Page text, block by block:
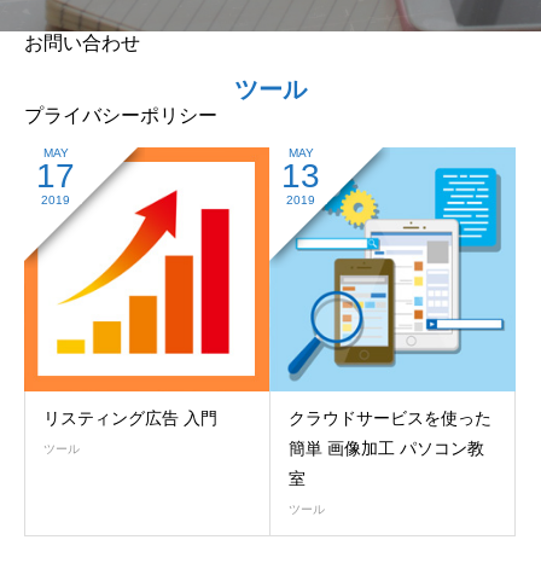
お問い合わせ
プライバシーポリシー
ツール
MAY
17
2019
リスティング広告 入門
ツール
MAY
13
2019
クラウドサービスを使った
簡単 画像加工 パソコン教
室
ツール